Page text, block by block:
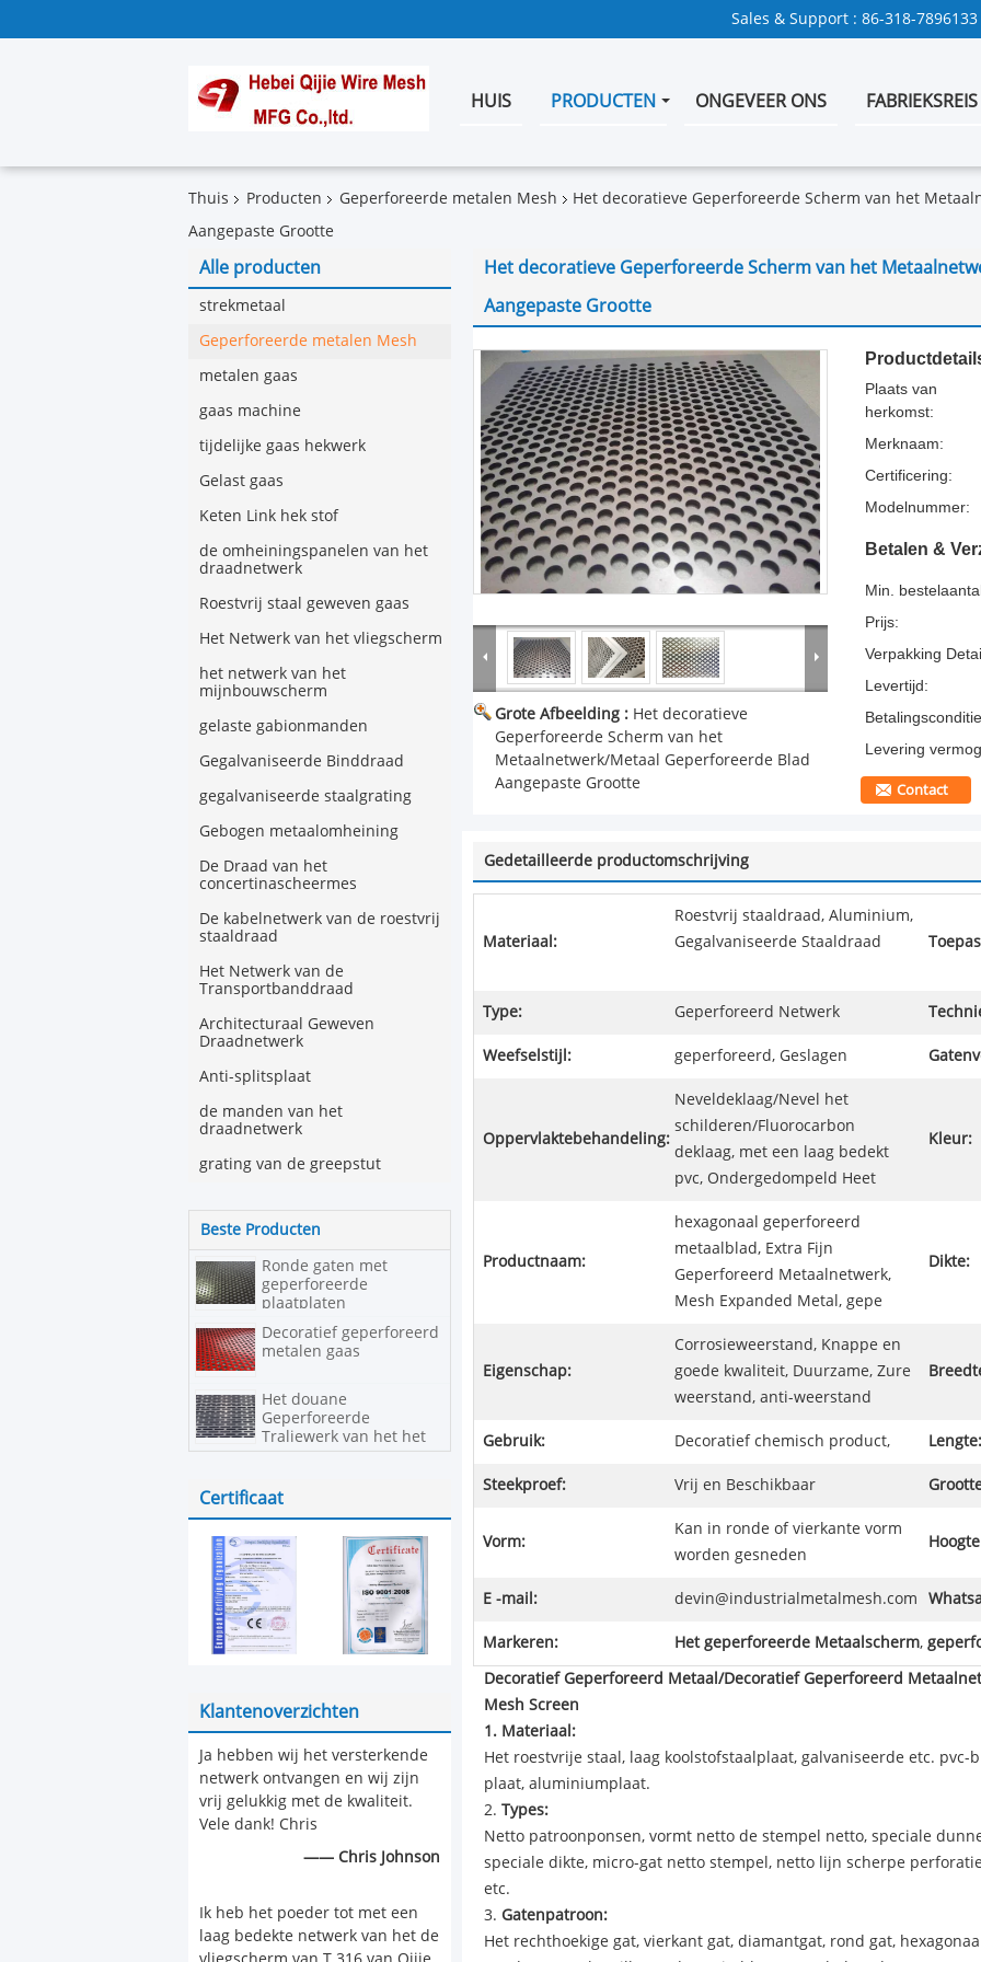
Sales & Support : 86-318-7896133
HUIS PRODUCTEN ONGEVEER ONS FABRIEKSREIS
Thuis Producten Geperforeerde metalen Mesh
Het decoratieve Geperforeerde Scherm van het
Aangepaste Grootte
Alle producten
strekmetaal
Geperforeerde metalen Mesh
metalen gaas
gaas machine
tijdelijke gaas hekwerk
Gelast gaas
Keten Link hek stof
de omheiningspanelen van het
draadnetwerk
Roestvrij staal geweven gaas
Het Netwerk van het vliegscherm
het netwerk van het
mijnbouwscherm
gelaste gabionmanden
Gegalvaniseerde Binddraad
gegalvaniseerde staalgrating
Gebogen metaalomheining
De Draad van het
concertinascheermes
De kabelnetwerk van de roestvrij
staaldraad
Het Netwerk van de
Transportbanddraad
Architecturaal Geweven
Draadnetwerk
Anti-splitsplaat
de manden van het
draadnetwerk
grating van de greepstut
Beste Producten
Ronde gaten met
geperforeerde
plaatplaten
Decoratief geperforeerd
metalen gaas
Het douane
Geperforeerde
Traliewerk van het het
Roestvrije staal
het Metaalblad
Certificaat
Klantenoverzichten
Ja hebben wij het versterkende
netwerk ontvangen en wij zijn
vrij gelukkig met de kwaliteit.
Vele dank! Chris
—— Chris Johnson
Ik heb het poeder tot met een
laag bedekte netwerk van het de
Het decoratieve Geperforeerde Scherm van het
Aangepaste Grootte
Grote Afbeelding : Het decoratieve
Geperforeerde Scherm van het
Metaalnetwerk/Metaal Geperforeerde Blad
Aangepaste Grootte
Plaats van
herkomst:
Merknaam:
Certificering:
Modelnummer:
Betalen &
Min.
Prijs:
Verpakking
Levertijd:
Levering
Contact
Gedetailleerde productomschrijving
Materiaal:
Roestvrij staaldraad, Aluminium,
Gegalvaniseerde Staaldraad
Type: Geperforeerd Netwerk
Weefselstijl: geperforeerd, Geslagen
Oppervlaktebehandeling:
Neveldeklaag/Nevel het
schilderen/Fluorocarbon
deklaag, met een laag bedekt
pvc, Ondergedompeld Heet
Kleur:
Productnaam:
hexagonaal geperforeerd
metaalblad, Extra Fijn
Geperforeerd Metaalnetwerk,
Mesh Expanded Metal, gepe
Dikte:
Eigenschap:
Corrosieweerstand, Knappe en
goede kwaliteit, Duurzame, Zure
weerstand, anti-weerstand
Gebruik: Decoratief chemisch product, Lengte:
Steekproef: Vrij en Beschikbaar
Vorm:
Kan in ronde of vierkante vorm
worden gesneden
E -mail: devin@industrialmetalmesh.com
Markeren: Het geperforeerde Metaalscherm,
Decoratief Geperforeerd Metaal/Decoratief Geperforeerd
Mesh Screen
1. Materiaal:
Het roestvrije staal, laag koolstofstaalplaat, galvaniseerde etc. pvc-
plaat, aluminiumplaat.
2. Types:
Netto patroonponsen, vormt netto de stempel netto, speciale
speciale dikte, micro-gat netto stempel, netto lijn scherpe
etc.
3. Gatenpatroon:
Het rechthoekige gat, vierkant gat, diamantgat, rond gat,